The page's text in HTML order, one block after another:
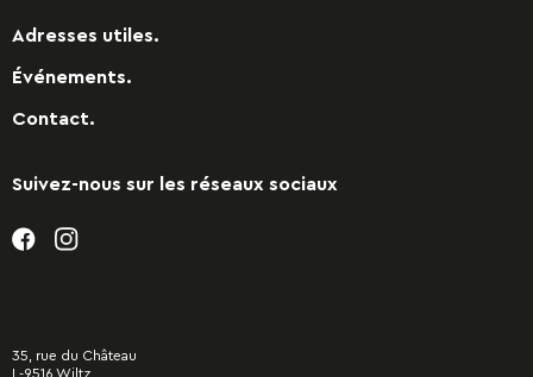
Adresses utiles.
Événements.
Contact.
Suivez-nous sur les réseaux sociaux
35, rue du Château
L-9516 Wiltz